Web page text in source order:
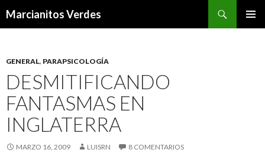
Marcianitos Verdes
GENERAL, PARAPSICOLOGÍA
DESMITIFICANDO
FANTASMAS EN
INGLATERRA
MARZO 16, 2009 LUISRN 8 COMENTARIOS